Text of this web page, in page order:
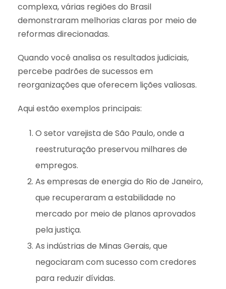
complexa, várias regiões do Brasil
demonstraram melhorias claras por meio de
reformas direcionadas.
Quando você analisa os resultados judiciais,
percebe padrões de sucessos em
reorganizações que oferecem lições valiosas.
Aqui estão exemplos principais:
O setor varejista de São Paulo, onde a
reestruturação preservou milhares de
empregos.
As empresas de energia do Rio de Janeiro,
que recuperaram a estabilidade no
mercado por meio de planos aprovados
pela justiça.
As indústrias de Minas Gerais, que
negociaram com sucesso com credores
para reduzir dívidas.